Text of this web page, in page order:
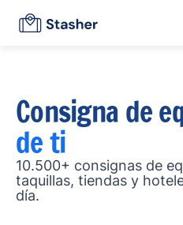
Consigna de
de ti
10.500+ consignas de
taquillas, tiendas y
día.